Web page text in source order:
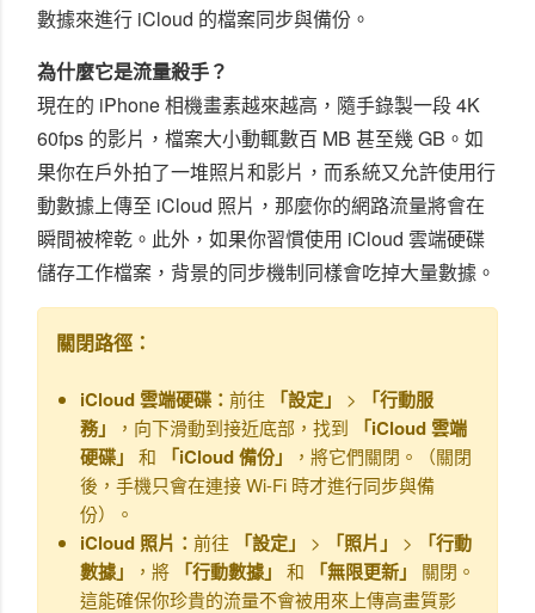
數據來進行 iCloud 的檔案同步與備份。
為什麼它是流量殺手？
現在的 iPhone 相機畫素越來越高，隨手錄製一段 4K
60fps 的影片，檔案大小動輒數百 MB 甚至幾 GB。如
果你在戶外拍了一堆照片和影片，而系統又允許使用行
動數據上傳至 iCloud 照片，那麼你的網路流量將會在
瞬間被榨乾。此外，如果你習慣使用 iCloud 雲端硬碟
儲存工作檔案，背景的同步機制同樣會吃掉大量數據。
關閉路徑：
iCloud 雲端硬碟： 前往 「設定」 >
「行動服
務」
，向下滑動到接近底部，找到
「iCloud 雲端
硬碟」
和 「iCloud 備份」
，將它們關閉。（關閉
後，手機只會在連接 Wi-Fi 時才進行同步與備
份）。
iCloud 照片： 前往 「設定」 > 「照片」 >
「行動
數據」
，將 「行動數據」 和 「無限更新」
關閉。
這能確保你珍貴的流量不會被用來上傳高畫質影